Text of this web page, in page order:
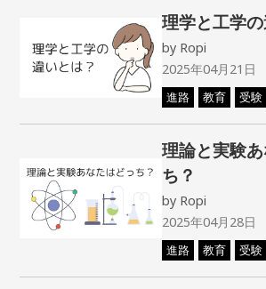
理学と工学
by Ropi
2025年04月21日
進路 教育 受験
理論と実験
ち？
by Ropi
2025年04月28日
進路 教育 受験